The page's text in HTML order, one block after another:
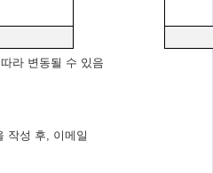
라 변동될 수 있음
작성 후, 이메일